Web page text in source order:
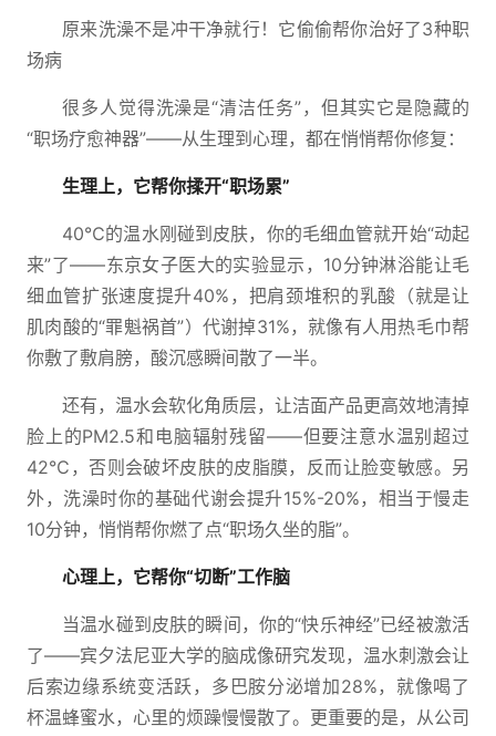
原来洗澡不是冲干净就行！它偷偷帮你治好了3种职
场病
很多人觉得洗澡是“清洁任务”，但其实它是隐藏的
“职场疗愈神器”——从生理到心理，都在悄悄帮你修复：
生理上，它帮你揉开“职场累”
40℃的温水刚碰到皮肤，你的毛细血管就开始“动起
来”了——东京女子医大的实验显示，10分钟淋浴能让毛
细血管扩张速度提升40%，把肩颈堆积的乳酸（就是让
肌肉酸的“罪魁祸首”）代谢掉31%，就像有人用热毛巾帮
你敷了敷肩膀，酸沉感瞬间散了一半。
还有，温水会软化角质层，让洁面产品更高效地清掉
脸上的PM2.5和电脑辐射残留——但要注意水温别超过
42℃，否则会破坏皮肤的皮脂膜，反而让脸变敏感。另
外，洗澡时你的基础代谢会提升15%-20%，相当于慢走
10分钟，悄悄帮你燃了点“职场久坐的脂”。
心理上，它帮你“切断”工作脑
当温水碰到皮肤的瞬间，你的“快乐神经”已经被激活
了——宾夕法尼亚大学的脑成像研究发现，温水刺激会让
后索边缘系统变活跃，多巴胺分泌增加28%，就像喝了
杯温蜂蜜水，心里的烦躁慢慢散了。更重要的是，从公司